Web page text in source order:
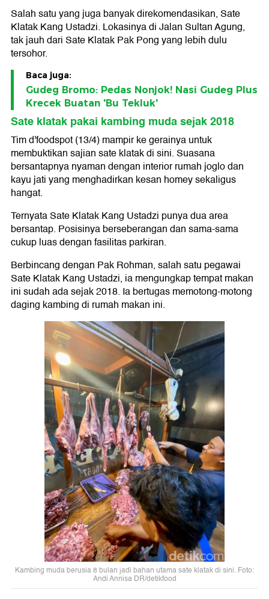
Salah satu yang juga banyak direkomendasikan, Sate
Klatak Kang Ustadzi. Lokasinya di Jalan Sultan Agung,
tak jauh dari Sate Klatak Pak Pong yang lebih dulu
tersohor.
Baca juga:
Gudeg Bromo: Pedas Nonjok! Nasi Gudeg Plus
Krecek Buatan 'Bu Tekluk'
Sate klatak pakai kambing muda sejak 2018
Tim d'foodspot (13/4) mampir ke gerainya untuk
membuktikan sajian sate klatak di sini. Suasana
bersantapnya nyaman dengan interior rumah joglo dan
kayu jati yang menghadirkan kesan homey sekaligus
hangat.
Ternyata Sate Klatak Kang Ustadzi punya dua area
bersantap. Posisinya berseberangan dan sama-sama
cukup luas dengan fasilitas parkiran.
Berbincang dengan Pak Rohman, salah satu pegawai
Sate Klatak Kang Ustadzi, ia mengungkap tempat makan
ini sudah ada sejak 2018. Ia bertugas memotong-motong
daging kambing di rumah makan ini.
Kambing muda berusia 8 bulan jadi bahan utama sate klatak di sini. Foto:
Andi Annisa DR/detikfood